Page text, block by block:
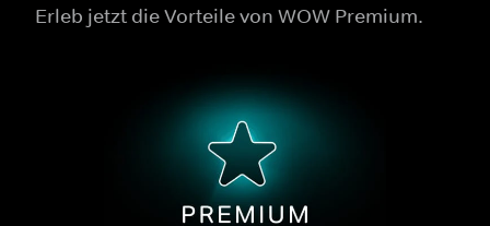
Erleb jetzt die Vorteile von WOW Premium.